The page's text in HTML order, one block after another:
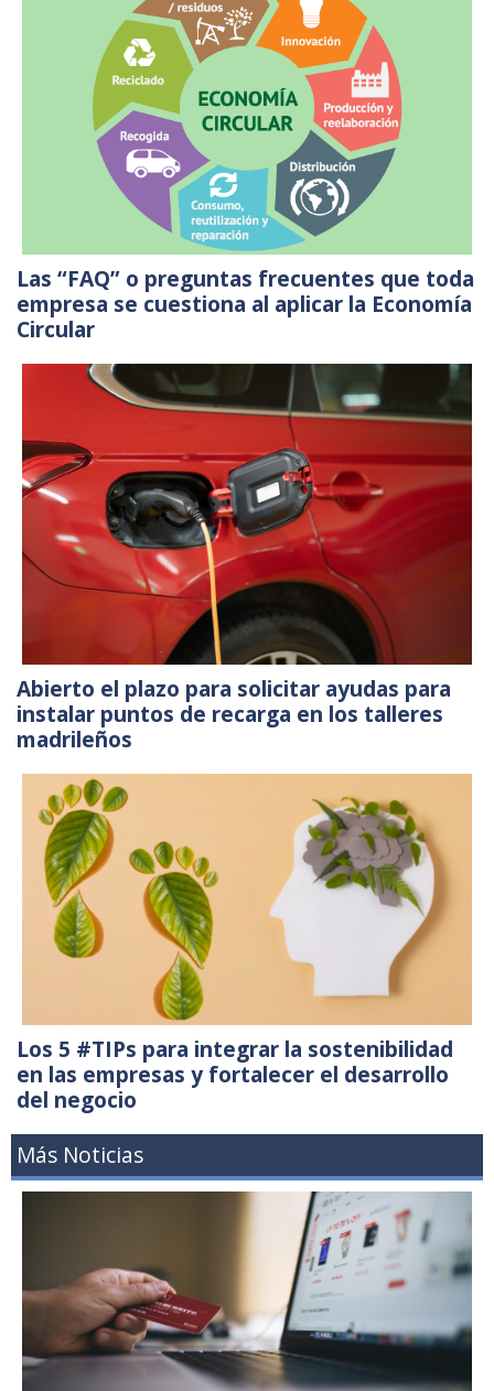
Las “FAQ” o preguntas frecuentes que toda
empresa se cuestiona al aplicar la Economía
Circular
Abierto el plazo para solicitar ayudas para
instalar puntos de recarga en los talleres
madrileños
Los 5 #TIPs para integrar la sostenibilidad
en las empresas y fortalecer el desarrollo
del negocio
Más Noticias